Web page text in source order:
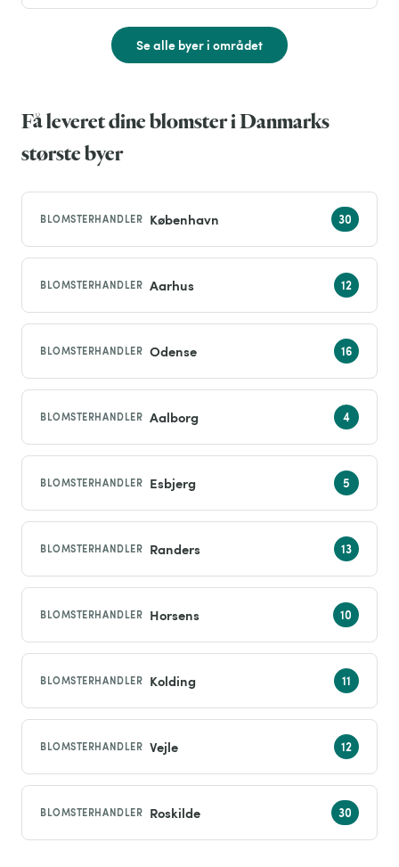
Se alle byer i området
Få leveret dine blomster i Danmarks
største byer
BLOMSTERHANDLER København
BLOMSTERHANDLER Aarhus
BLOMSTERHANDLER Odense
BLOMSTERHANDLER Aalborg
BLOMSTERHANDLER Esbjerg
BLOMSTERHANDLER Randers
BLOMSTERHANDLER Horsens
BLOMSTERHANDLER Kolding
BLOMSTERHANDLER Vejle
BLOMSTERHANDLER Roskilde